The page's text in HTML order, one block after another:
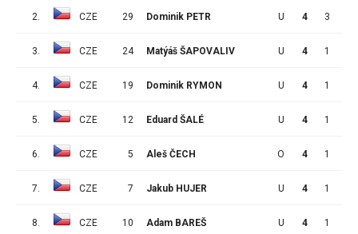
2. CZE 29 Dominik PETR U 4 3
3. CZE 24 Matýáš ŠAPOVALIV U 4 1
4. CZE 19 Dominik RYMON U 4 1
5. CZE 12 Eduard ŠALÉ U 4 1
6. CZE 5 Aleš ČECH O 4 1
7. CZE 7 Jakub HUJER U 4 1
8. CZE 10 Adam BAREŠ U 4 1